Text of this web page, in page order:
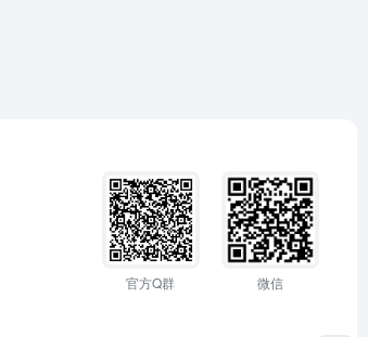
官方Q群 微信